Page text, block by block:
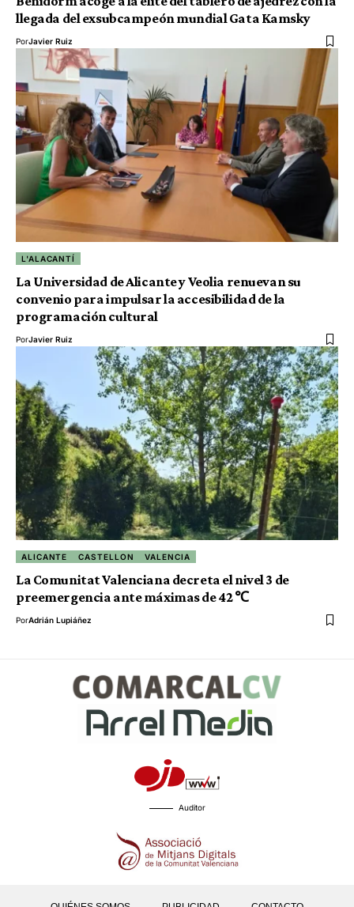
llegada del exsubcampeón mundial Gata Kamsky
PorJavier Ruiz
L'ALACANTÍ
La Universidad de Alicante y Veolia renuevan su
convenio para impulsar la accesibilidad de la
programación cultural
PorJavier Ruiz
ALICANTE CASTELLON VALENCIA
La Comunitat Valenciana decreta el nivel 3 de
preemergencia ante máximas de 42 ℃
PorAdrián Lupiáñez
Auditor